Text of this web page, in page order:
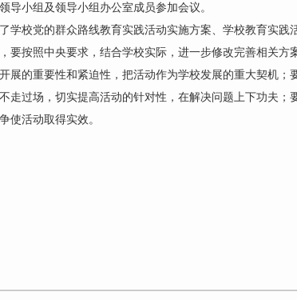
导小组及领导小组办公室成员参加会议。
校党的群众路线教育实践活动实施方案、学校教育实践活
按照中央要求，结合学校实际，进一步修改完善相关方
展的重要性和紧迫性，把活动作为学校发展的重大契机；
走过场，切实提高活动的针对性，在解决问题上下功夫；
使活动取得实效。